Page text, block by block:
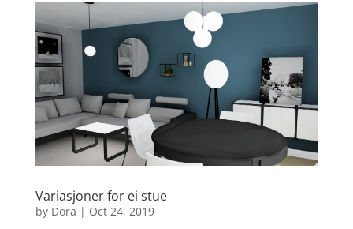
Variasjoner for ei stue
by Dora | Oct 24, 2019